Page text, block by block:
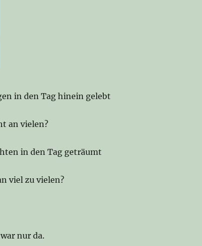
in den Tag hinein gelebt
an vielen?
in den Tag geträumt
viel zu vielen?
nur da.